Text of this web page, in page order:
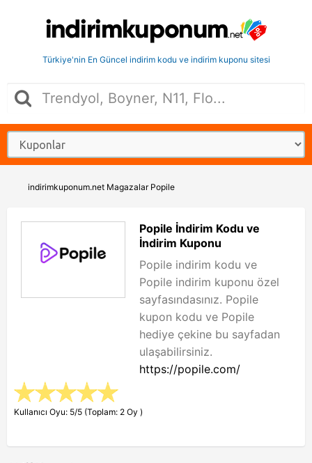
Türkiye'nin En Güncel indirim kodu ve indirim kuponu sitesi
indirimkuponum.net Magazalar Popile
Popile İndirim Kodu ve
İndirim Kuponu
Popile indirim kodu ve
Popile indirim kuponu özel
sayfasındasınız. Popile
kupon kodu ve Popile
hediye çekine bu sayfadan
ulaşabilirsiniz.
https://popile.com/
Kullanıcı Oyu: 5/5 (Toplam: 2 Oy )